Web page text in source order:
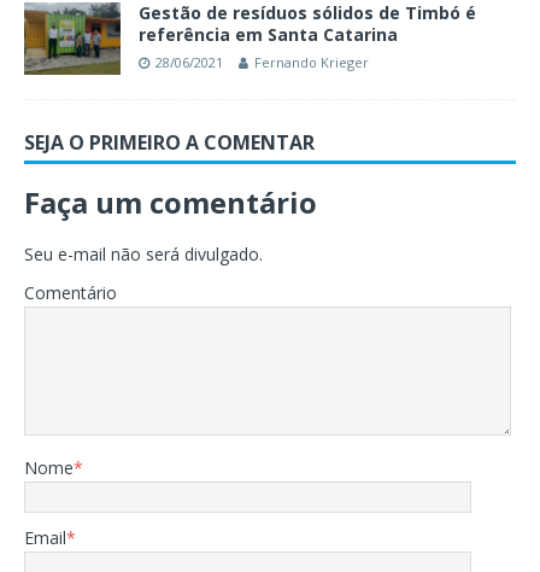
Gestão de resíduos sólidos de Timbó é
referência em Santa Catarina
28/06/2021 Fernando Krieger
SEJA O PRIMEIRO A COMENTAR
Faça um comentário
Seu e-mail não será divulgado.
Comentário
Nome*
Email*